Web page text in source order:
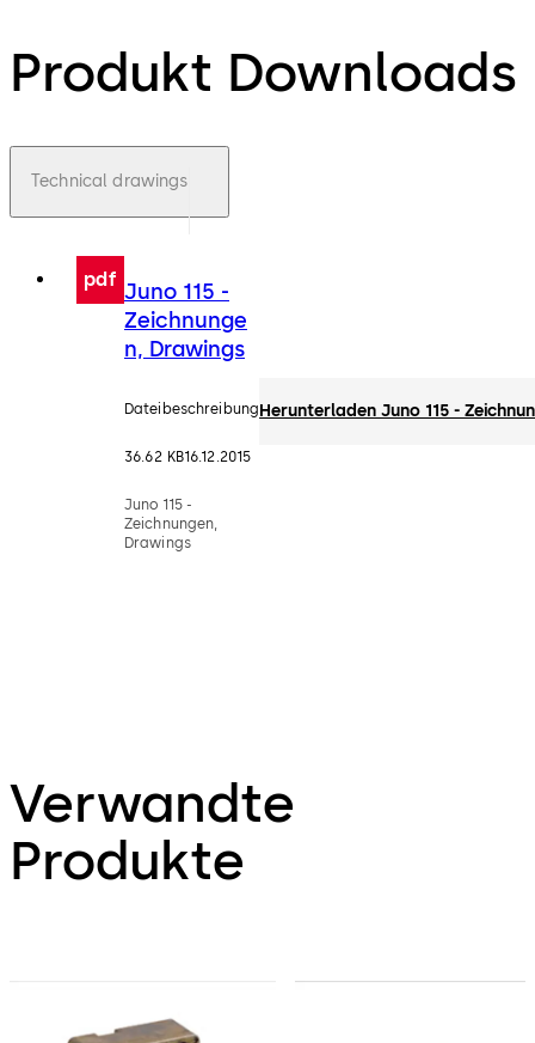
Produkt Downloads
Technical drawings
pdf Juno 115 -
Zeichnunge
n, Drawings
Dateibeschreibung
36.62 KB16.12.2015
Juno 115 -
Zeichnungen,
Drawings
Herunterladen Juno 115 -
Verwandte
Produkte